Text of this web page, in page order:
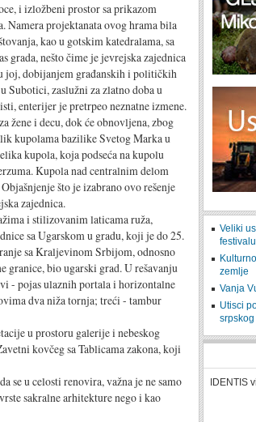
i izložbeni prostor sa prikazom
Namera projektanata ovog hrama bila
kao u gotskim katedralama, sa
grada, nešto čime je jevrejska zajednica
joj, dobijanjem građanskih i političkih
Subotici, zaslužni za zlatno doba u
enterijer je pretrpeo neznatne izmene.
žene i decu, dok će obnovljena, zbog
kupolama bazilike Svetog Marka u
kupola, koja podseća na kupolu
Kupola nad centralnim delom
što je izabrano ovo rešenje
zajednica.
i stilizovanim laticama ruža,
sa Ugarskom u gradu, koji je do 25.
sa Kraljevinom Srbijom, odnosno
granice, bio ugarski grad. U rešavanju
- pojas ulaznih portala i horizontalne
dva niža tornja; treći - tambur
u prostoru galerije i nebeskog
kovčeg sa Tablicama zakona, koji
se u celosti renovira, važna je ne samo
sakralne arhitekture nego i kao
Veliki
zemlje
Vanja
Utisci
IDENTIS